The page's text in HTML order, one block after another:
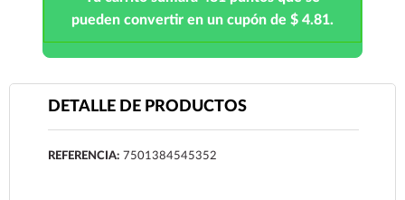
pueden convertir en un cupón de $ 4.81.
DETALLE DE PRODUCTOS
REFERENCIA: 7501384545352